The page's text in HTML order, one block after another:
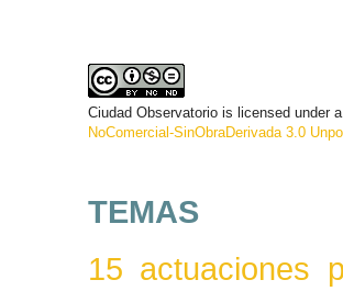
Ciudad Observatorio is licensed under a
NoComercial-SinObraDerivada 3.0
TEMAS
15 actuaciones